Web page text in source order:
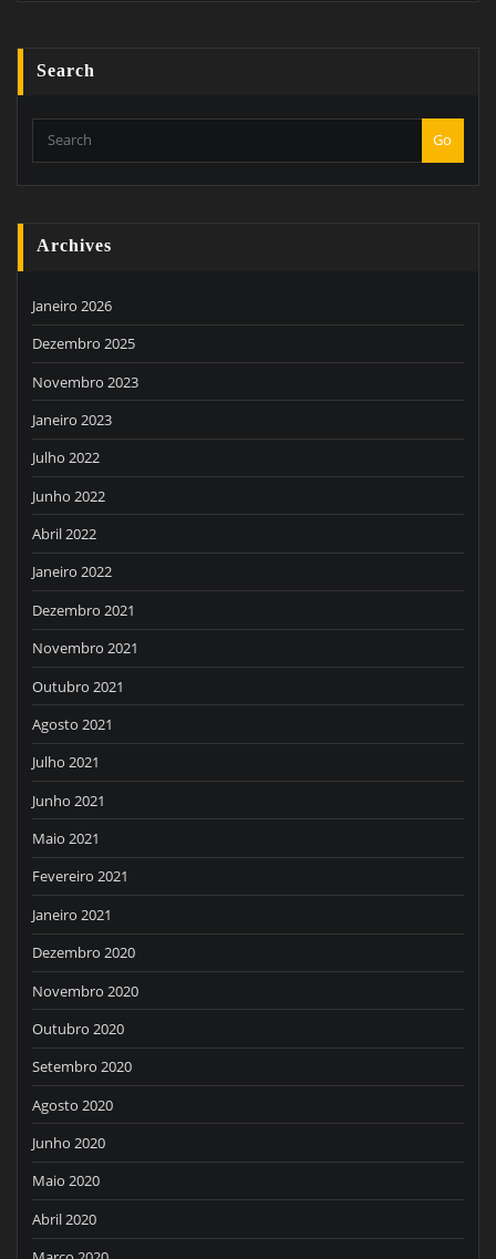
Search
Go
Archives
Janeiro 2026
Dezembro 2025
Novembro 2023
Janeiro 2023
Julho 2022
Junho 2022
Abril 2022
Janeiro 2022
Dezembro 2021
Novembro 2021
Outubro 2021
Agosto 2021
Julho 2021
Junho 2021
Maio 2021
Fevereiro 2021
Janeiro 2021
Dezembro 2020
Novembro 2020
Outubro 2020
Setembro 2020
Agosto 2020
Junho 2020
Maio 2020
Abril 2020